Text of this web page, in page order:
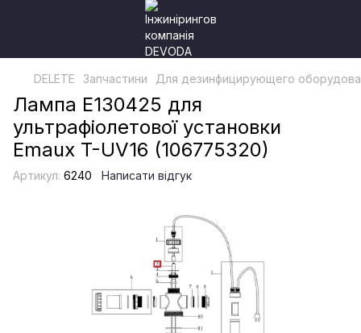
DELETE Запчастини Для дезинфицирующего
Лампа E130425 для
ультрафіолетової установки
Emaux T-UV16 (106775320)
Артикул: 6240 Написати відгук